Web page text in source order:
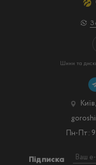
Шини та
Підписка
Пн-Пт: 9